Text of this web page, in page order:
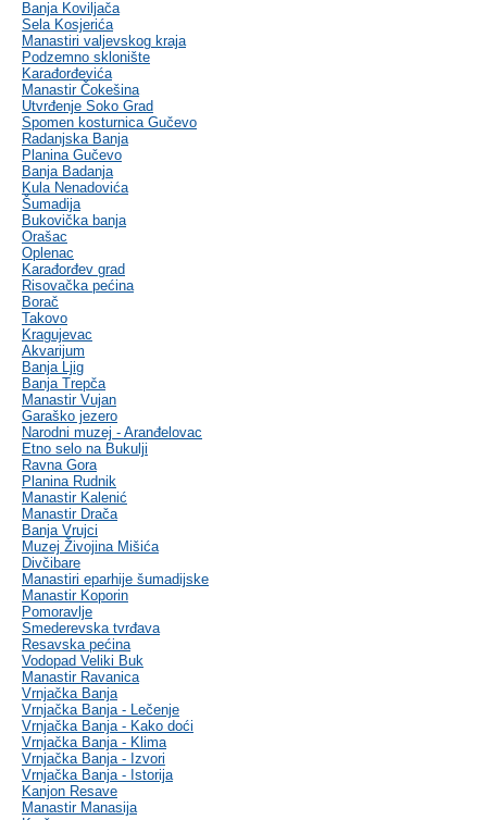
Banja Koviljača
Sela Kosjerića
Manastiri valjevskog kraja
Podzemno sklonište
Karađorđevića
Manastir Čokešina
Utvrđenje Soko Grad
Spomen kosturnica Gučevo
Radanjska Banja
Planina Gučevo
Banja Badanja
Kula Nenadovića
Šumadija
Bukovička banja
Orašac
Oplenac
Karađorđev grad
Risovačka pećina
Borač
Takovo
Kragujevac
Akvarijum
Banja Ljig
Banja Trepča
Manastir Vujan
Garaško jezero
Narodni muzej - Aranđelovac
Etno selo na Bukulji
Ravna Gora
Planina Rudnik
Manastir Kalenić
Manastir Drača
Banja Vrujci
Muzej Živojina Mišića
Divčibare
Manastiri eparhije šumadijske
Manastir Koporin
Pomoravlje
Smederevska tvrđava
Resavska pećina
Vodopad Veliki Buk
Manastir Ravanica
Vrnjačka Banja
Vrnjačka Banja - Lečenje
Vrnjačka Banja - Kako doći
Vrnjačka Banja - Klima
Vrnjačka Banja - Izvori
Vrnjačka Banja - Istorija
Kanjon Resave
Manastir Manasija